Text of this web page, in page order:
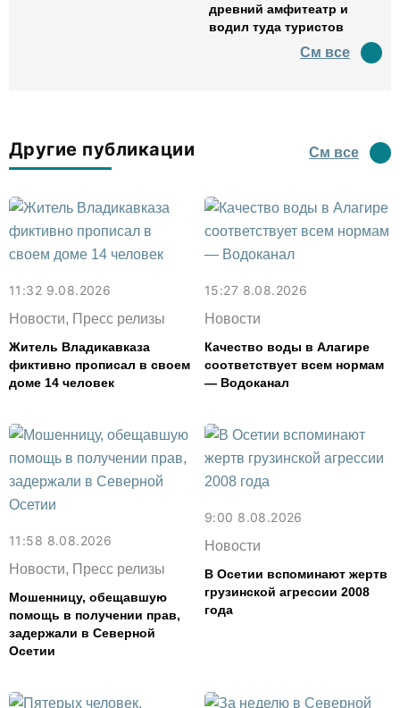
древний амфитеатр и
водил туда туристов
См все
Другие публикации См все
11:32 9.08.2026
Новости, Пресс релизы
Житель Владикавказа
фиктивно прописал в своем
доме 14 человек
15:27 8.08.2026
Новости
Качество воды в Алагире
соответствует всем нормам
— Водоканал
11:58 8.08.2026
Новости, Пресс релизы
Мошенницу, обещавшую
помощь в получении прав,
задержали в Северной
Осетии
9:00 8.08.2026
Новости
В Осетии вспоминают жертв
грузинской агрессии 2008
года